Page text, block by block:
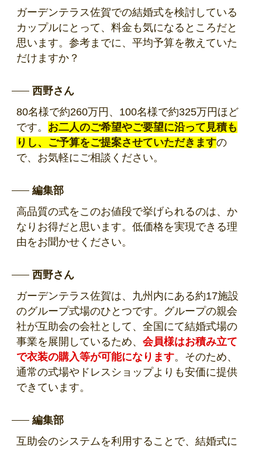
ガーデンテラス佐賀での結婚式を検討している
カップルにとって、料金も気になるところだと
思います。参考までに、平均予算を教えていた
だけますか？
西野さん
80名様で約260万円、100名様で約325万円ほど
です。 お二人のご希望やご要望に沿って見積も
りし、ご予算をご提案させていただきますの
で、お気軽にご相談ください。
編集部
高品質の式をこのお値段で挙げられるのは、か
なりお得だと思います。低価格を実現できる理
由をお聞かせください。
西野さん
ガーデンテラス佐賀は、九州内にある約17施設
のグループ式場のひとつです。グループの親会
社が互助会の会社として、全国にて結婚式場の
事業を展開しているため、 会員様はお積み立て
で衣装の購入等が可能になります。そのため、
通常の式場やドレスショップよりも安価に提供
できています。
編集部
互助会のシステムを利用することで、結婚式に